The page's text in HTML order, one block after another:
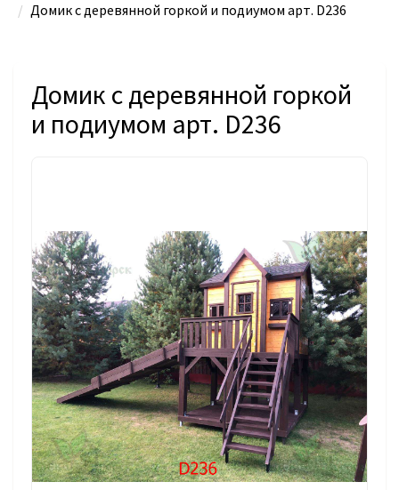
Домик с деревянной горкой и подиумом арт. D236
Домик с деревянной горкой
и подиумом арт. D236